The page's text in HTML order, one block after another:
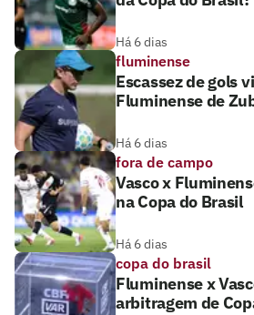
Há 6 dias
fluminense
Escassez de gols
Fluminense de
Há 6 dias
fora de campo
Vasco x
na Copa do Brasil
Há 6 dias
copa do brasil
Fluminense x
arbitragem de